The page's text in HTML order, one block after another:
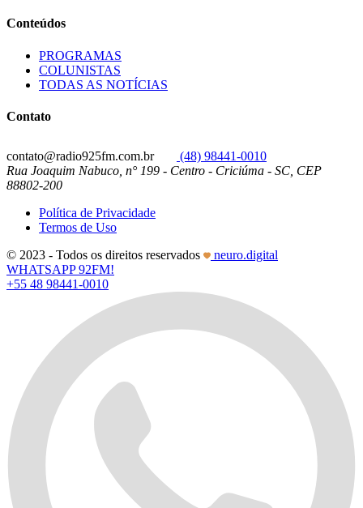
Conteúdos
PROGRAMAS
COLUNISTAS
TODAS AS NOTÍCIAS
Contato
contato@radio925fm.com.br
(48) 98441-0010
Rua Joaquim Nabuco, n° 199 - Centro - Criciúma - SC, CEP
88802-200
Política de Privacidade
Termos de Uso
© 2023 - Todos os direitos reservados
neuro.digital
WHATSAPP 92FM!
+55 48 98441-0010